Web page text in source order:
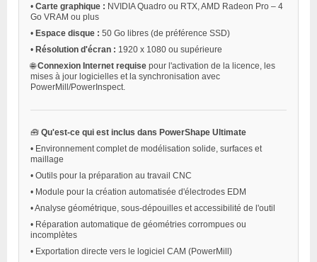
• Carte graphique : NVIDIA Quadro ou RTX, AMD Radeon Pro – 4
Go VRAM ou plus
• Espace disque : 50 Go libres (de préférence SSD)
• Résolution d'écran : 1920 x 1080 ou supérieure
🌐Connexion Internet requise pour l'activation de la licence, les
mises à jour logicielles et la synchronisation avec
PowerMill/PowerInspect.
🧰 Qu'est-ce qui est inclus dans PowerShape Ultimate
• Environnement complet de modélisation solide, surfaces et
maillage
• Outils pour la préparation au travail CNC
• Module pour la création automatisée d'électrodes EDM
•Analyse géométrique, sous-dépouilles et accessibilité de l'outil
• Réparation automatique de géométries corrompues ou
incomplètes
• Exportation directe vers le logiciel CAM (PowerMill)